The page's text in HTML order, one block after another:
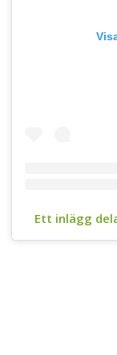
Ett inlägg